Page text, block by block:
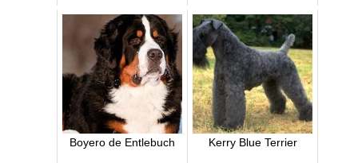
Boyero de Entlebuch Kerry Blue Terrier